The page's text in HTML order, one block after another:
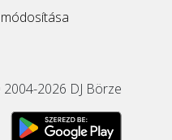
2026 DJ Börze